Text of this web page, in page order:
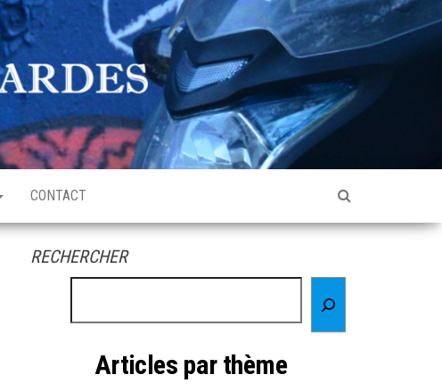
CONTACT
RECHERCHER
Articles par thème